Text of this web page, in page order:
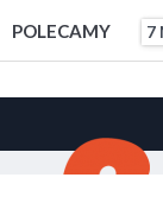
POLECAMY
Doświadczeniem Zawodowym 7